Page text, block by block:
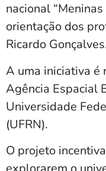
nacional
orientação dos
Ricardo
A uma iniciativa é
Agência Espacial
Universidade
(UFRN).
O projeto